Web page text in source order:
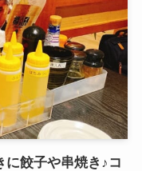
に餃子や串焼き♪コ